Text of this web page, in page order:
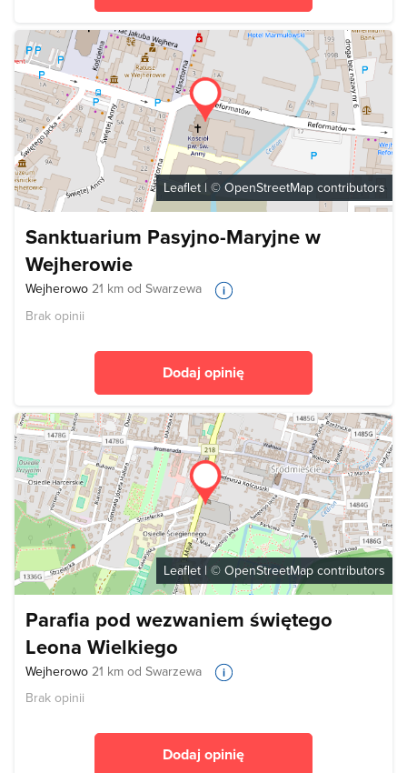
Leaflet | © OpenStreetMap contributors
Sanktuarium Pasyjno-Maryjne w
Wejherowie
Wejherowo 21 km od Swarzewa
Brak opinii
Dodaj opinię
Leaflet | © OpenStreetMap contributors
Parafia pod wezwaniem świętego
Leona Wielkiego
Wejherowo 21 km od Swarzewa
Brak opinii
Dodaj opinię